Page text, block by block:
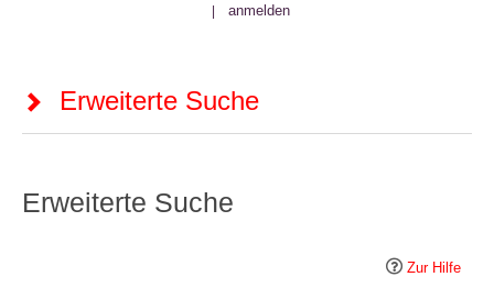
| anmelden
Erweiterte Suche
Erweiterte Suche
Zur Hilfe